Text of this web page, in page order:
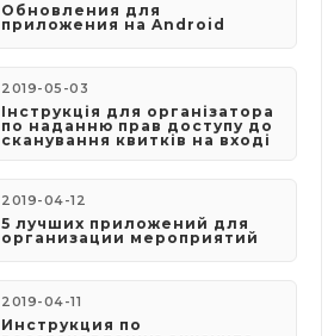
​Обновления для
приложения на Android
2019-05-03
​Інструкція для організатора
по наданню прав доступу до
сканування квитків на вході
2019-04-12
5 лучших приложений для
организации мероприятий
2019-04-11
Инструкция по